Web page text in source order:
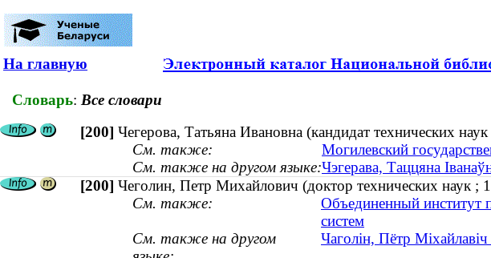
На главную
Словарь: Все словари
[200] Чегерова, Татьяна Ивановна (кандидат технических
См. также:
Могилевский
См. также на другом языке:Чэгерава, Таццяна
[200] Чеголин, Петр Михайлович (доктор технических наук
См. также:
Объединенный институт
систем
См. также на другом
Чаголін, Пётр